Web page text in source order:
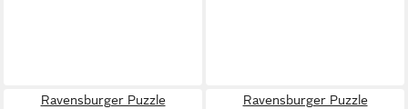
Ravensburger Puzzle
Ravensburger Puzzle